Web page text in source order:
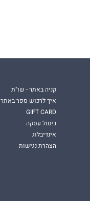
קניה באתר - שו"ת
איך לרכוש ספר באתר
GIFT CARD
ביטול עסקה
אינדיבלוג
הצהרת נגישות